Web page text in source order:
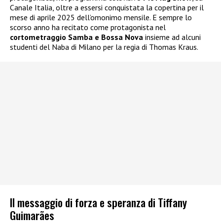
Canale Italia, oltre a essersi conquistata la copertina per il
mese di aprile 2025 dell’omonimo mensile. E sempre lo
scorso anno ha recitato come protagonista nel
cortometraggio Samba e Bossa Nova insieme ad alcuni
studenti del Naba di Milano per la regia di Thomas Kraus.
Il messaggio di forza e speranza di Tiffany
Guimarães